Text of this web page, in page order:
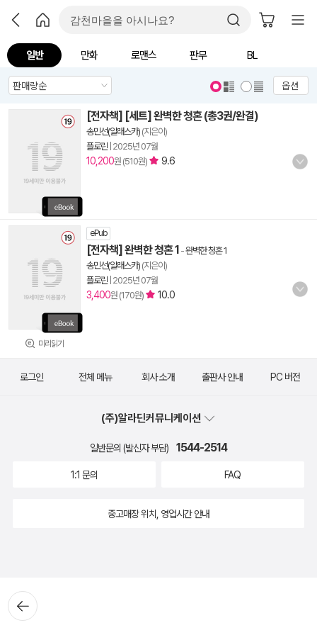
일반 만화 로맨스 판무 BL
옵션
[전자책] [세트] 완벽한 청혼 (총3권/완결)
송민선(알래스카) (지은이)
플로린 2025년 07월
10,200원 (510원) 9.6
미리읽기
ePub
[전자책] 완벽한 청혼 1 -완벽한 청혼 1
송민선(알래스카) (지은이)
플로린 2025년 07월
3,400원 (170원) 10.0
뒤로가
기
로그인 전체 메뉴 회사 소개 출판사 안내 PC 버전
(주)알라딘커뮤니케이션
일반문의 (발신자 부담) 1544-2514
1:1 문의 FAQ
중고매장 위치, 영업시간 안내